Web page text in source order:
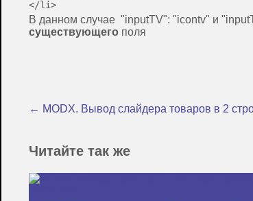
В данном случае "inputTV": "icontv" и
существующего поля
← MODX. Вывод слайдера товаров в 2
Читайте так же